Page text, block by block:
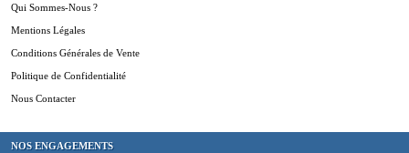
Qui Sommes-Nous ?
Mentions Légales
Conditions Générales de Vente
Politique de Confidentialité
Nous Contacter
NOS ENGAGEMENTS